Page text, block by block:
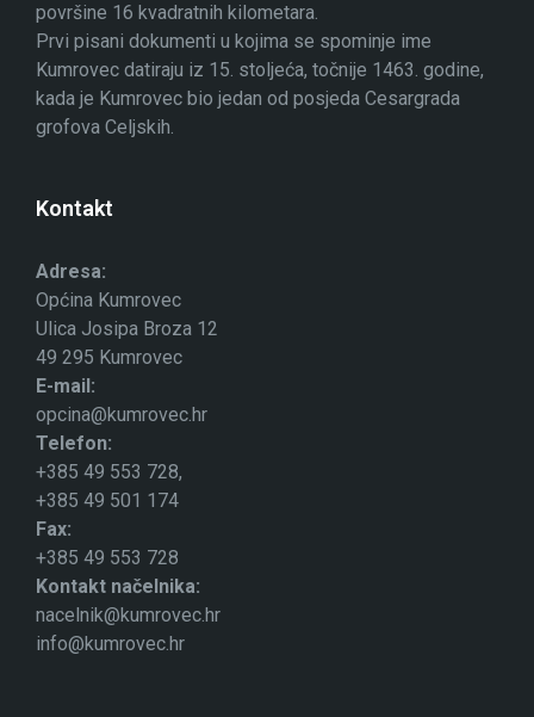
površine 16 kvadratnih kilometara.
Prvi pisani dokumenti u kojima se spominje ime
Kumrovec datiraju iz 15. stoljeća, točnije 1463. godine,
kada je Kumrovec bio jedan od posjeda Cesargrada
grofova Celjskih.
Kontakt
Adresa:
Općina Kumrovec
Ulica Josipa Broza 12
49 295 Kumrovec
E-mail:
opcina@kumrovec.hr
Telefon:
+385 49 553 728,
+385 49 501 174
Fax:
+385 49 553 728
Kontakt načelnika:
nacelnik@kumrovec.hr
info@kumrovec.hr